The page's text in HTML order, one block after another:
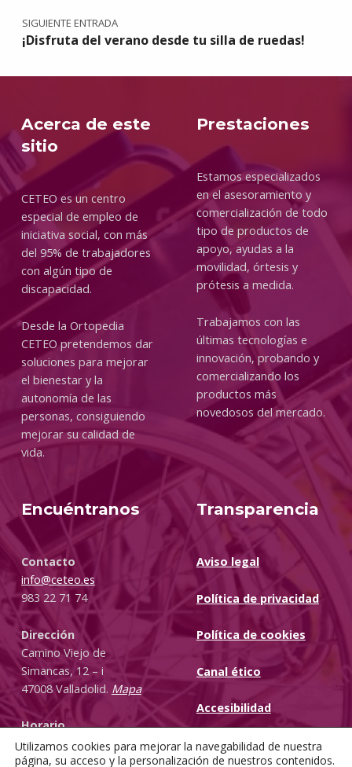
SIGUIENTE ENTRADA
¡Disfruta del verano desde tu silla de ruedas!
Acerca de este
sitio
CETEO es un centro
especial de empleo de
iniciativa social, con más
del 95% de trabajadores
con algún tipo de
discapacidad.
Desde la Ortopedia
CETEO pretendemos dar
soluciones para mejorar
el bienestar y la
autonomía de las
personas, consiguiendo
mejorar su calidad de
vida.
Prestaciones
Estamos especializados
en el asesoramiento y
comercialización de todo
tipo de productos de
apoyo, ayudas a la
movilidad, órtesis y
prótesis a medida.
Trabajamos con las
últimas tecnologías e
innovación, probando y
comercializando los
productos más
novedosos del mercado.
Encuéntranos
Contacto
info@ceteo.es
983 22 71 74
Dirección
Camino Viejo de
Simancas, 12 – i
47008 Valladolid. Mapa
Horario
L – V: De 8:00 a 15:00 h.
Transparencia
Aviso legal
Política de privacidad
Política de cookies
Canal ético
Accesibilidad
Utilizamos cookies para mejorar la navegabilidad de nuestra
página, su acceso y la personalización de nuestros contenidos.